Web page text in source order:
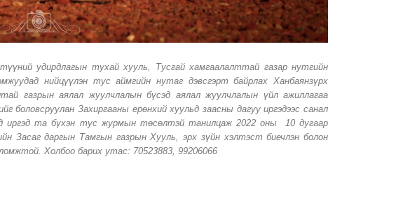
удирдлагын тухай хууль, Тусгай хамгаалалттай газар нутгийн
нийцүүлэн тус аймгийн нутаг дэвсгэрт байрлах Ханбаянзүрх
газрын аялал жуулчлалын бүсэд аялал жуулчлалын үйл ажиллагаа
боловсруулан Захиргааны ерөнхий хуульд заасны дагуу иргэдээс санал
иргэд та бүхэн тус журмын төсөлтэй танилцаж 2022 оны 10 дугаар
Засаг даргын Тамгын газрын Хууль, эрх зүйн хэлтэст биечлэн болон
Холбоо барих утас: 70523883, 99206066